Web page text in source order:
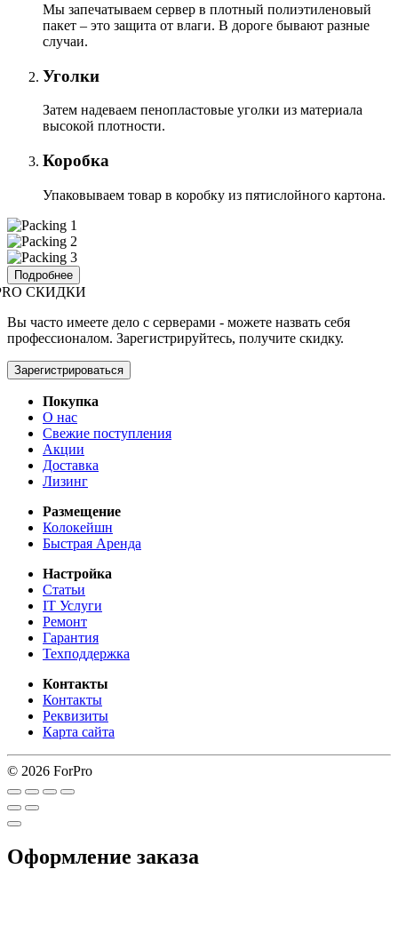
Мы запечатываем сервер в плотный полиэтиленовый
пакет – это защита от влаги. В дороге бывают разные
случаи.
Уголки
Затем надеваем пенопластовые уголки из материала
высокой плотности.
Коробка
Упаковываем товар в коробку из пятислойного картона.
Подробнее
СКИДКИ
Вы часто имеете дело с серверами - можете назвать себя
профессионалом. Зарегистрируйтесь, получите скидку.
Зарегистрироваться
Покупка
О нас
Свежие поступления
Акции
Доставка
Лизинг
Размещение
Колокейшн
Быстрая Аренда
Настройка
Статьи
IT Услуги
Ремонт
Гарантия
Техподдержка
Контакты
Контакты
Реквизиты
Карта сайта
© 2026 ForPro
Оформление заказа